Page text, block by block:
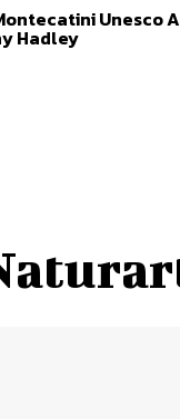
Unesco
Hadley